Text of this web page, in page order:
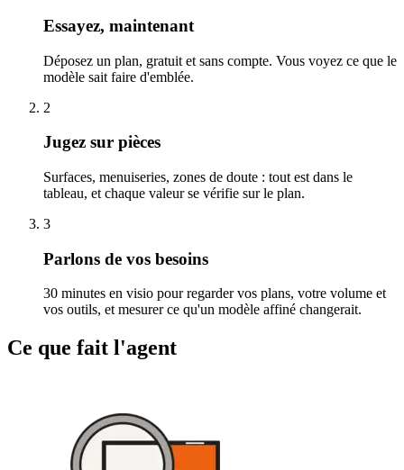
Essayez, maintenant
Déposez un plan, gratuit et sans compte. Vous voyez ce que le
modèle sait faire d'emblée.
2
Jugez sur pièces
Surfaces, menuiseries, zones de doute : tout est dans le
tableau, et chaque valeur se vérifie sur le plan.
3
Parlons de vos besoins
30 minutes en visio pour regarder vos plans, votre volume et
vos outils, et mesurer ce qu'un modèle affiné changerait.
Ce que fait l'agent